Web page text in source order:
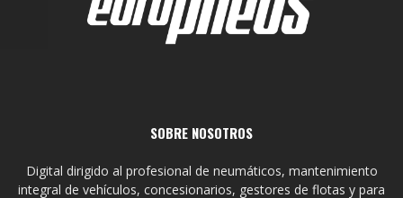
SOBRE NOSOTROS
Digital dirigido al profesional de neumáticos, mantenimiento
integral de vehículos, concesionarios, gestores de flotas y para